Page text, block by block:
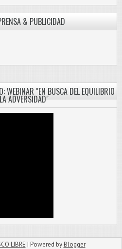
& PUBLICIDAD
WEBINAR "EN BUSCA DEL EQUILIBRIO
ADVERSIDAD"
LIBRE | Powered by Blogger